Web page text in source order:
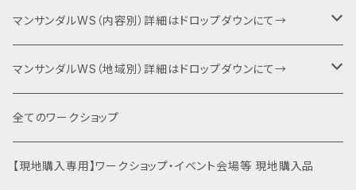
６耐＋運動会エントリー
キャンプファイヤー・夕食BBQ・宿泊関連
特別協賛・協賛
運動会関連商品を全て見る
マンサンダルWS（内容別）詳細はドロップダウンにて→
ベーシック（入門編）
ネクスト（身体運用）
裸足×クライミング
マンサンダルWS（地域別）詳細はドロップダウンにて→
マンサンダル代官山店（代官山）
土徳の里（富山県南砺市）
全てのワークショップ
【現地購入専用】ワークショップ・イベント会場等 現地購入品